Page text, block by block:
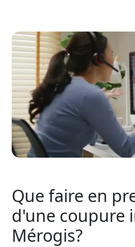
Que faire en
d'une coupure
Mérogis?